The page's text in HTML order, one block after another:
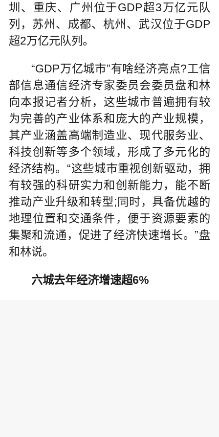
圳、重庆、广州位于GDP超3万亿元队
列，苏州、成都、杭州、武汉位于GDP
超2万亿元队列。
“GDP万亿城市”有啥经济亮点?工信
部信息通信经济专家委员会委员盘和林
向本报记者分析，这些城市普遍拥有较
为完善的产业体系和庞大的产业规模，
其产业涵盖高端制造业、现代服务业、
科技创新等多个领域，形成了多元化的
经济结构。“这些城市重视创新驱动，拥
有较强的科研实力和创新能力，能不断
推动产业升级和转型;同时，具备优越的
地理位置和交通条件，便于资源要素的
集聚和流通，促进了经济快速增长。”盘
和林说。
六城去年经济增速超6%